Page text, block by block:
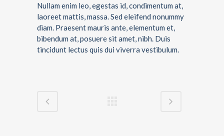
Nullam enim leo, egestas id, condimentum at,
laoreet mattis, massa. Sed eleifend nonummy
diam. Praesent mauris ante, elementum et,
bibendum at, posuere sit amet, nibh. Duis
tincidunt lectus quis dui viverra vestibulum.